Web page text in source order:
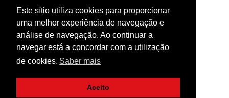
Este sítio utiliza cookies para proporcionar
uma melhor experiência de navegação e
análise de navegação. Ao continuar a
navegar está a concordar com a utilização
de cookies. Saber mais
Aceito